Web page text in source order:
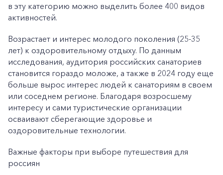
в эту категорию можно выделить более 400 видов
активностей.
Возрастает и интерес молодого поколения (25-35
лет) к оздоровительному отдыху. По данным
исследования, аудитория российских санаториев
становится гораздо моложе, а также в 2024 году еще
больше вырос интерес людей к санаториям в своем
или соседнем регионе. Благодаря возросшему
интересу и сами туристические организации
осваивают сберегающие здоровье и
оздоровительные технологии.
Важные факторы при выборе путешествия для
россиян